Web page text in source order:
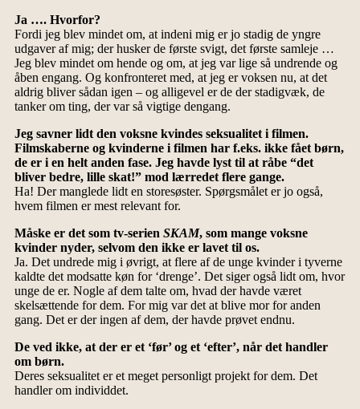
Ja …. Hvorfor?
Fordi jeg blev mindet om, at indeni mig er jo stadig de yngre
udgaver af mig; der husker de første svigt, det første samleje …
Jeg blev mindet om hende og om, at jeg var lige så undrende og
åben engang. Og konfronteret med, at jeg er voksen nu, at det
aldrig bliver sådan igen – og alligevel er de der stadigvæk, de
tanker om ting, der var så vigtige dengang.
Jeg savner lidt den voksne kvindes seksualitet i filmen.
Filmskaberne og kvinderne i filmen har f.eks. ikke fået børn,
de er i en helt anden fase. Jeg havde lyst til at råbe “det
bliver bedre, lille skat!” mod lærredet flere gange.
Ha! Der manglede lidt en storesøster. Spørgsmålet er jo også,
hvem filmen er mest relevant for.
Måske er det som tv-serien SKAM, som mange voksne
kvinder nyder, selvom den ikke er lavet til os.
Ja. Det undrede mig i øvrigt, at flere af de unge kvinder i tyverne
kaldte det modsatte køn for ‘drenge’. Det siger også lidt om, hvor
unge de er. Nogle af dem talte om, hvad der havde været
skelsættende for dem. For mig var det at blive mor for anden
gang. Det er der ingen af dem, der havde prøvet endnu.
De ved ikke, at der er et ‘før’ og et ‘efter’, når det handler
om børn.
Deres seksualitet er et meget personligt projekt for dem. Det
handler om individdet.